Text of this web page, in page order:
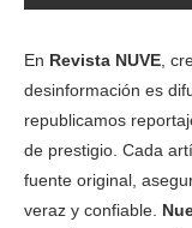
En Revista NUVE ,
desinformación es
republicamos
de prestigio. Cada
fuente original,
veraz y confiable.